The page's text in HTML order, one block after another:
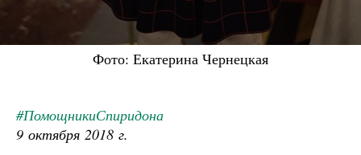
Фото: Екатерина Чернецкая
#ПомощникиСпиридона
9 октября 2018 г.